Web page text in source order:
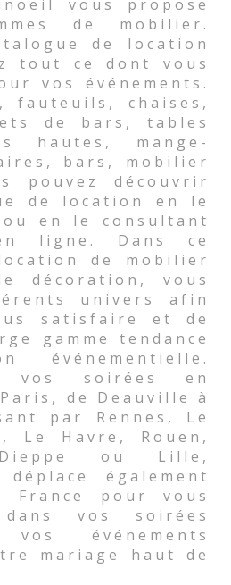
vous propose
de mobilier.
de location
tout ce dont vous
vos événements.
fauteuils, chaises,
de bars, tables
hautes, mange-
bars, mobilier
pouvez découvrir
de location en le
en le consultant
ligne. Dans ce
de mobilier
décoration, vous
univers afin
satisfaire et de
gamme tendance
événementielle.
vos soirées en
de Deauville à
par Rennes, Le
Le Havre, Rouen,
ou Lille,
également
pour vous
dans vos soirées
vos événements
mariage haut de